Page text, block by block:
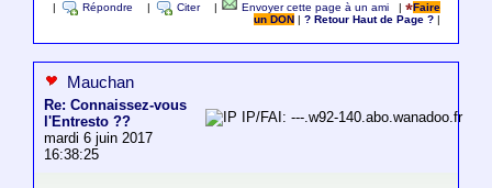
Répondre Citer Envoyer cette page à un ami |
Faire
un DON
|? Retour Haut de Page ?
Mauchan
Re: Connaissez-vous
l'Entresto ??
mardi 6 juin 2017
16:38:25
IP/FAI: ---.w92-140.abo.wanadoo.fr